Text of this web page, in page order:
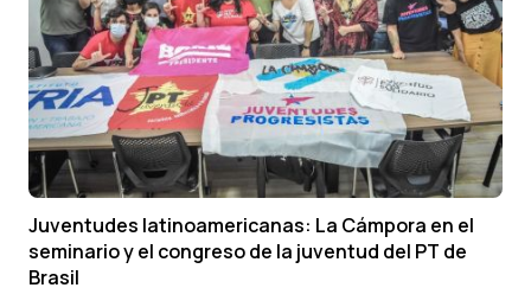
Juventudes latinoamericanas: La Cámpora en el
seminario y el congreso de la juventud del PT de
Brasil